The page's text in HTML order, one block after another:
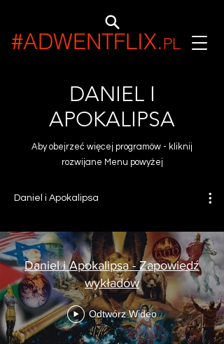
#ADWENTFLIX.PL
DANIEL I
APOKALIPSA
Aby obejrzeć więcej programów - kliknij
rozwijane Menu powyżej
Daniel i Apokalipsa
Daniel i Apokalipsa - Zapowiedź
wykładów
Odtwórz Wideo